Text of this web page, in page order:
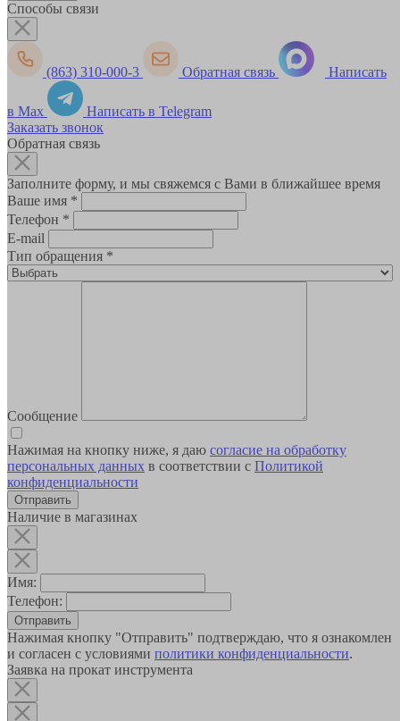
Способы связи
(863) 310-000-3 Обратная связь Написать
в Max
Написать в Telegram
Заказать звонок
Обратная связь
Заполните форму, и мы свяжемся с Вами в ближайшее время
Ваше имя *
Телефон *
E-mail
Тип обращения *
Сообщение
Нажимая на кнопку ниже, я даю согласие на обработку
персональных данных в соответствии с Политикой
конфиденциальности
Наличие в магазинах
Имя:
Телефон:
Отправить
Нажимая кнопку "Отправить" подтверждаю, что я ознакомлен
и согласен с условиями политики конфиденциальности.
Заявка на прокат инструмента